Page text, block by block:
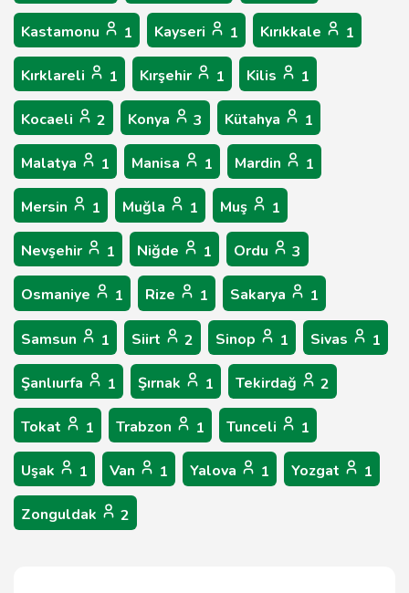
Kastamonu 1 Kayseri 1 Kırıkkale 1
Kırklareli 1 Kırşehir 1 Kilis 1
Kocaeli 2 Konya 3 Kütahya 1
Malatya 1 Manisa 1 Mardin 1
Mersin 1 Muğla 1 Muş 1
Nevşehir 1 Niğde 1 Ordu 3
Osmaniye 1 Rize 1 Sakarya 1
Samsun 1 Siirt 2 Sinop 1 Sivas 1
Şanlıurfa 1 Şırnak 1 Tekirdağ 2
Tokat 1 Trabzon 1 Tunceli 1
Uşak 1 Van 1 Yalova 1 Yozgat 1
Zonguldak 2